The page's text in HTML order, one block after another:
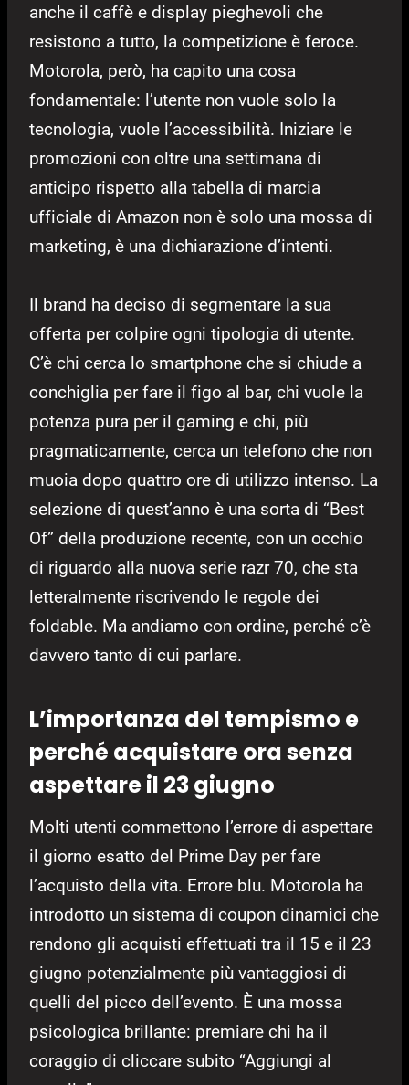
anche il caffè e display pieghevoli che
resistono a tutto, la competizione è feroce.
Motorola, però, ha capito una cosa
fondamentale: l’utente non vuole solo la
tecnologia, vuole l’accessibilità. Iniziare le
promozioni con oltre una settimana di
anticipo rispetto alla tabella di marcia
ufficiale di Amazon non è solo una mossa di
marketing, è una dichiarazione d’intenti.
Il brand ha deciso di segmentare la sua
offerta per colpire ogni tipologia di utente.
C’è chi cerca lo smartphone che si chiude a
conchiglia per fare il figo al bar, chi vuole la
potenza pura per il gaming e chi, più
pragmaticamente, cerca un telefono che non
muoia dopo quattro ore di utilizzo intenso. La
selezione di quest’anno è una sorta di “Best
Of” della produzione recente, con un occhio
di riguardo alla nuova serie razr 70, che sta
letteralmente riscrivendo le regole dei
foldable. Ma andiamo con ordine, perché c’è
davvero tanto di cui parlare.
L’importanza del tempismo e
perché acquistare ora senza
aspettare il 23 giugno
Molti utenti commettono l’errore di aspettare
il giorno esatto del Prime Day per fare
l’acquisto della vita. Errore blu. Motorola ha
introdotto un sistema di coupon dinamici che
rendono gli acquisti effettuati tra il 15 e il 23
giugno potenzialmente più vantaggiosi di
quelli del picco dell’evento. È una mossa
psicologica brillante: premiare chi ha il
coraggio di cliccare subito “Aggiungi al